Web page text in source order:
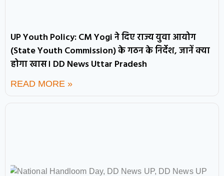
UP Youth Policy: CM Yogi ने दिए राज्य युवा आयोग
(State Youth Commission) के गठन के निर्देश, जानें क्या
होगा खास। DD News Uttar Pradesh
READ MORE »